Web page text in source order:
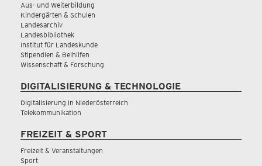
Aus- und Weiterbildung
Kindergärten & Schulen
Landesarchiv
Landesbibliothek
Institut für Landeskunde
Stipendien & Beihilfen
Wissenschaft & Forschung
DIGITALISIERUNG & TECHNOLOGIE
Digitalisierung in Niederösterreich
Telekommunikation
FREIZEIT & SPORT
Freizeit & Veranstaltungen
Sport